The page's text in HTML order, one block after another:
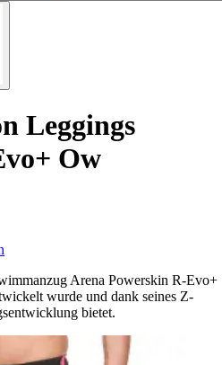
Leggings
Ow
Arena Powerskin R-Evo+
wurde und dank seines Z-
bietet.